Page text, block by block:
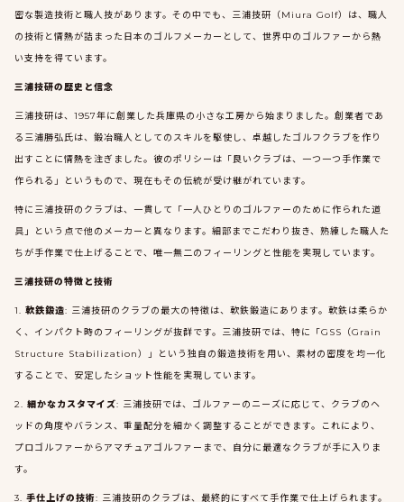
密な製造技術と職人技があります。その中でも、三浦技研（Miura Golf）は、職人
の技術と情熱が詰まった日本のゴルフメーカーとして、世界中のゴルファーから熱
い支持を得ています。
三浦技研の歴史と信念
三浦技研は、1957年に創業した兵庫県の小さな工房から始まりました。創業者であ
る三浦勝弘氏は、鍛冶職人としてのスキルを駆使し、卓越したゴルフクラブを作り
出すことに情熱を注ぎました。彼のポリシーは「良いクラブは、一つ一つ手作業で
作られる」というもので、現在もその伝統が受け継がれています。
特に三浦技研のクラブは、一貫して「一人ひとりのゴルファーのために作られた道
具」という点で他のメーカーと異なります。細部までこだわり抜き、熟練した職人た
ちが手作業で仕上げることで、唯一無二のフィーリングと性能を実現しています。
三浦技研の特徴と技術
1. 軟鉄鍛造: 三浦技研のクラブの最大の特徴は、軟鉄鍛造にあります。軟鉄は柔らか
く、インパクト時のフィーリングが抜群です。三浦技研では、特に「GSS（Grain
Structure Stabilization）」という独自の鍛造技術を用い、素材の密度を均一化
することで、安定したショット性能を実現しています。
2. 細かなカスタマイズ: 三浦技研では、ゴルファーのニーズに応じて、クラブのヘ
ッドの角度やバランス、重量配分を細かく調整することができます。これにより、
プロゴルファーからアマチュアゴルファーまで、自分に最適なクラブが手に入りま
す。
3. 手仕上げの技術: 三浦技研のクラブは、最終的にすべて手作業で仕上げられます。